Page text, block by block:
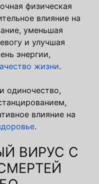
физическая
влияние на
уменьшая
и улучшая
энергии,
жизни.
одиночество,
влияние на
.
ВИРУС С